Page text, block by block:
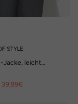
STYLE
Jacke, leicht
Prints
39,99€